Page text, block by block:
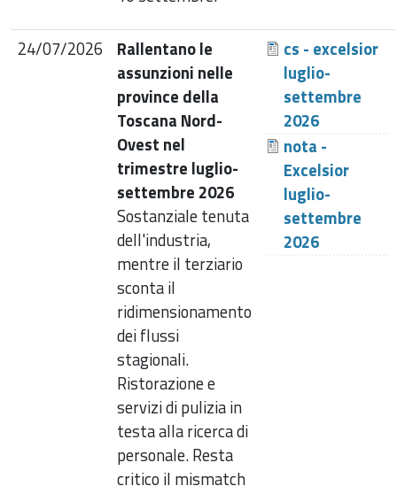
24/07/2026
Rallentano le
assunzioni nelle
province della
Toscana Nord-
Ovest nel
trimestre luglio-
settembre 2026
Sostanziale tenuta
dell'industria,
mentre il terziario
sconta il
ridimensionamento
dei flussi
stagionali.
Ristorazione e
servizi di pulizia in
testa alla ricerca di
personale. Resta
critico il mismatch
cs - excelsior
luglio-
settembre
2026
nota -
Excelsior
luglio-
settembre
2026